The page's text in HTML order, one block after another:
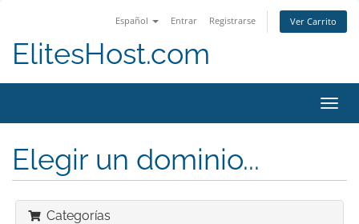
Español Entrar Registrarse Ver Carrito
ElitesHost.com
Elegir un dominio...
Categorías